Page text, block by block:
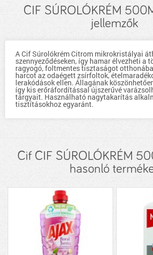
CIF SÚROLÓKRÉM
jellemzők
A Cif Súrolókrém Citrom mikrokristályai
szennyeződéseken, így hamar élvezheti a
ragyogó, foltmentes tisztaságot
harcot az odaégett zsírfoltok,
lerakódások ellen. Állagának
így kis erőráfordítással újszerűvé
tárgyait. Használható nagytakarítás
tisztításokhoz egyaránt.
Cif CIF SÚROLÓKRÉM
hasonló